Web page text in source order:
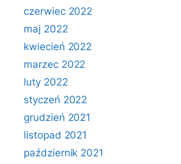
czerwiec 2022
maj 2022
kwiecień 2022
marzec 2022
luty 2022
styczeń 2022
grudzień 2021
listopad 2021
październik 2021